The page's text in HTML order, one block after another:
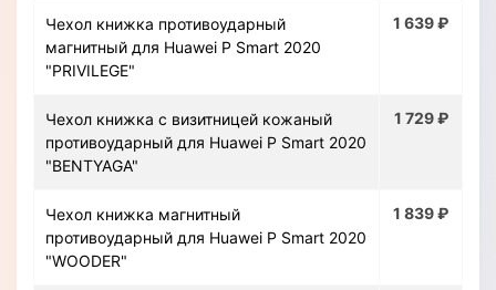
Чехол книжка противоударный
магнитный для Huawei P Smart 2020
"PRIVILEGE"
1 639 ₽
Чехол книжка с визитницей кожаный
противоударный для Huawei P Smart 2020
"BENTYAGA"
1 729 ₽
Чехол книжка магнитный
противоударный для Huawei P Smart 2020
"WOODER"
1 839 ₽